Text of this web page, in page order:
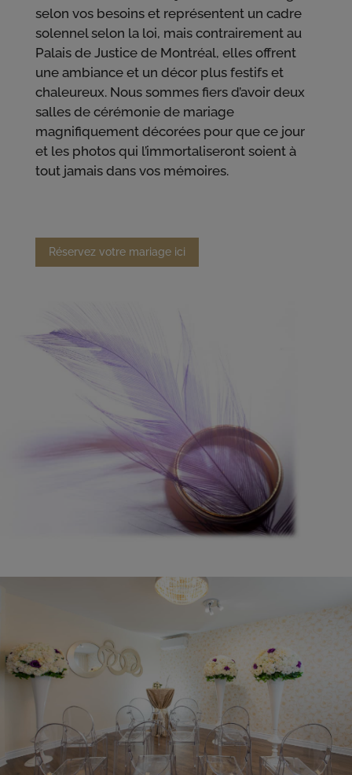
selon vos besoins et représentent un cadre
solennel selon la loi, mais contrairement au
Palais de Justice de Montréal, elles offrent
une ambiance et un décor plus festifs et
chaleureux. Nous sommes fiers d’avoir deux
salles de cérémonie de mariage
magnifiquement décorées pour que ce jour
et les photos qui l’immortaliseront soient à
tout jamais dans vos mémoires.
Réservez votre mariage ici